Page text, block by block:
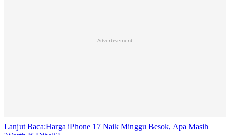
Advertisement
Lanjut Baca:Harga iPhone 17 Naik Minggu Besok, Apa Masih